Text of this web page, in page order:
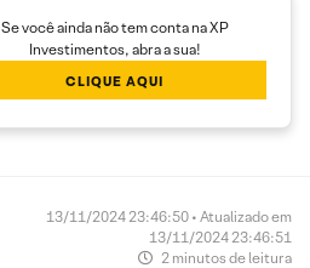
Se você ainda não tem conta na XP
Investimentos, abra a sua!
CLIQUE AQUI
13/11/2024 23:46:50 • Atualizado em
13/11/2024 23:46:51
2 minutos de leitura